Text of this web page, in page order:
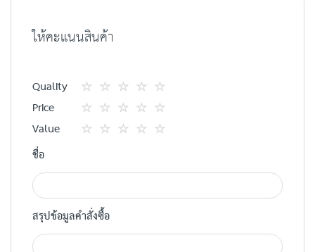
ให้คะแนนสินค้า
Quality
1
star
2
ดาว
3
ดาว
4
ดาว
5
ดาว
Price
1
2
3
4
5
Value
ชื่อ
สรุปข้อมูลคำสั่งซื้อ